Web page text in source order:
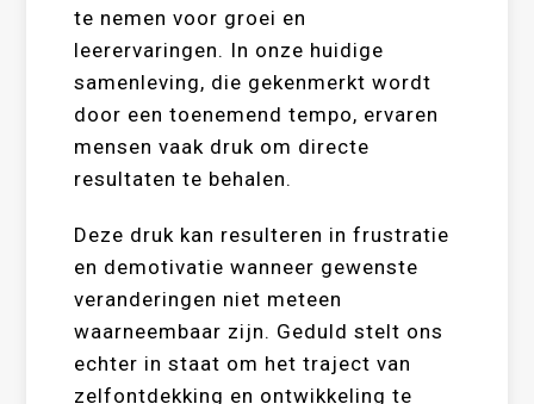
te nemen voor groei en
leerervaringen. In onze huidige
samenleving, die gekenmerkt wordt
door een toenemend tempo, ervaren
mensen vaak druk om directe
resultaten te behalen.
Deze druk kan resulteren in frustratie
en demotivatie wanneer gewenste
veranderingen niet meteen
waarneembaar zijn. Geduld stelt ons
echter in staat om het traject van
zelfontdekking en ontwikkeling te